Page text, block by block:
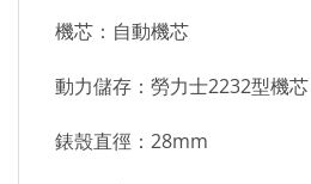
機芯：自動機芯
動力儲存：勞力士2232型機
錶殼直徑：28mm